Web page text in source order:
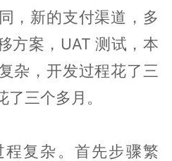
，新的支付渠道，多
方案，UAT 测试，本
杂，开发过程花了三
三个多月。
复杂。首先步骤繁